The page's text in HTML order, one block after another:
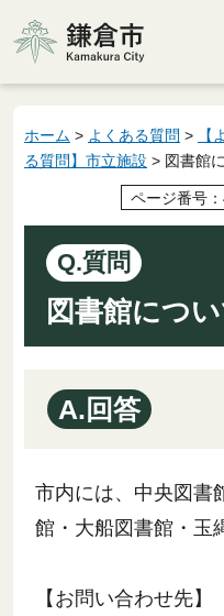
鎌倉市
ホーム > よくある質問 > 【
る質問】市立施設 > 図書館
ページ番号
Q.質問
図書館につ
A.回答
市内には、中央図書
館・大船図書館・玉
【お問い合わせ先】